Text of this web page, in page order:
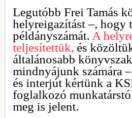
Legutóbb Frei Tamás
helyreigazítást –, hogy
példányszámát. A
teljesítettük, és
általánosabb
mindnyájunk számára
és interjút kértünk a
foglalkozó
meg is jelent.